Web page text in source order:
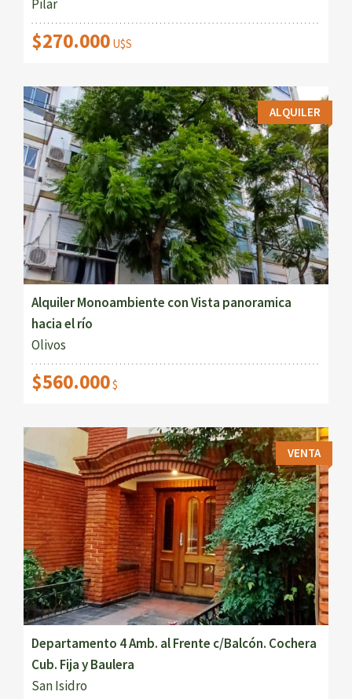
Pilar
$270.000 U$S
ALQUILER
Alquiler Monoambiente con Vista panoramica
hacia el río
Olivos
$560.000$
VENTA
Departamento 4 Amb. al Frente c/Balcón. Cochera
Cub. Fija y Baulera
San Isidro